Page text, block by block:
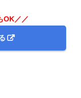
OK／／